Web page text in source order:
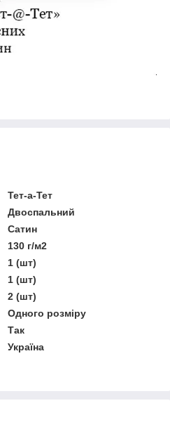
Тет-а-Тет
Двоспальний
Сатин
130 г/м2
1 (шт)
1 (шт)
2 (шт)
Одного розміру
Так
Україна